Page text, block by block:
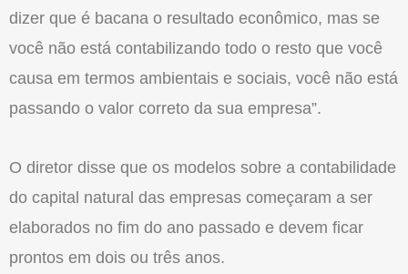
dizer que é bacana o resultado econômico, mas se
você não está contabilizando todo o resto que você
causa em termos ambientais e sociais, você não está
passando o valor correto da sua empresa”.
O diretor disse que os modelos sobre a contabilidade
do capital natural das empresas começaram a ser
elaborados no fim do ano passado e devem ficar
prontos em dois ou três anos.